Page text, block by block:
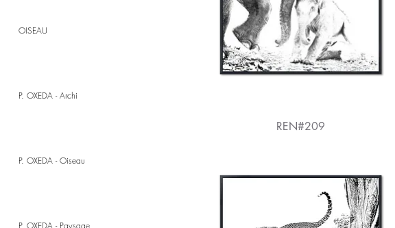
OISEAU
P. OXEDA - Archi
P. OXEDA - Oiseau
P. OXEDA - Paysage
REN#209